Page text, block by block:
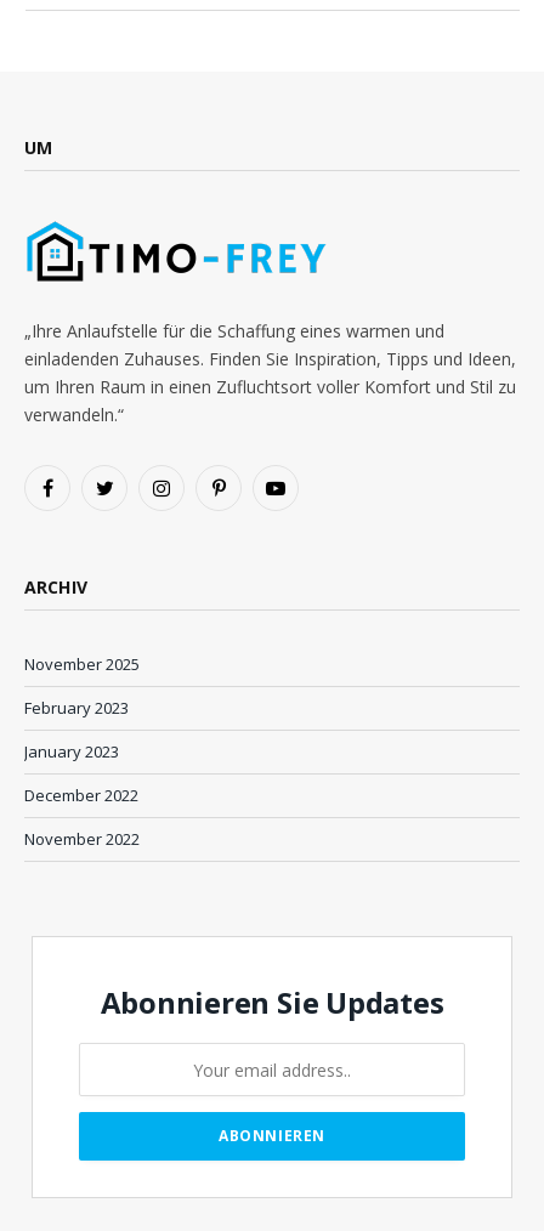
UM
„Ihre Anlaufstelle für die Schaffung eines warmen und
einladenden Zuhauses. Finden Sie Inspiration, Tipps und Ideen,
um Ihren Raum in einen Zufluchtsort voller Komfort und Stil zu
verwandeln.“
FacebookTwitter InstagramPinterestYouTube
ARCHIV
November 2025
February 2023
January 2023
December 2022
November 2022
Abonnieren Sie Updates